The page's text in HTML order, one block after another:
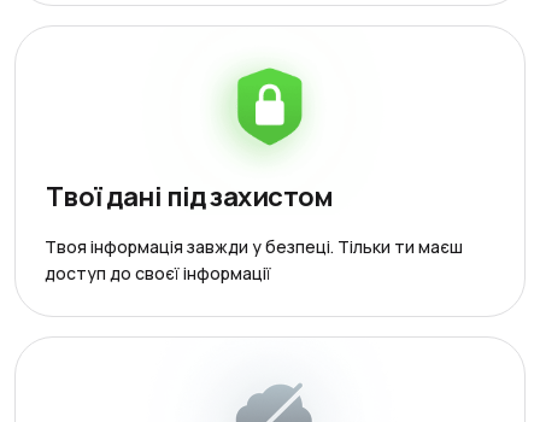
Твої дані під захистом
Твоя інформація завжди у безпеці. Тільки ти маєш
доступ до своєї інформації